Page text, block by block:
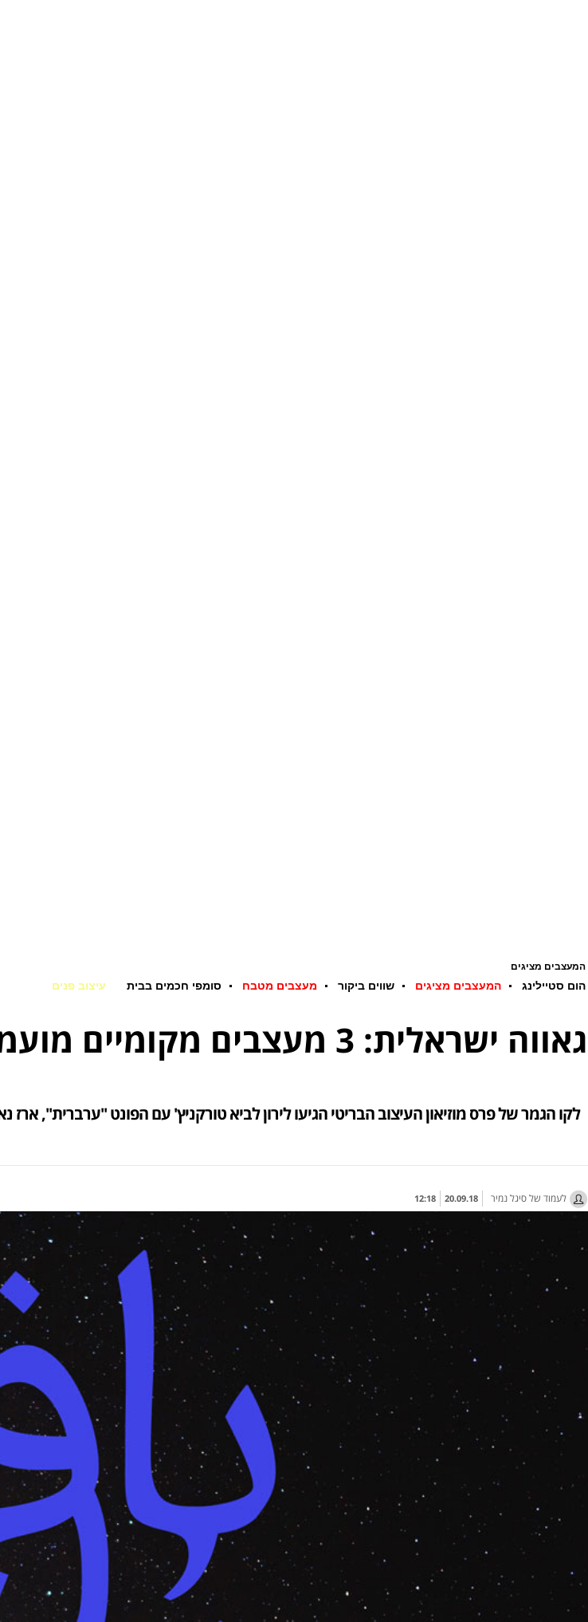
המעצבים מציגים
הום סטיילינג המעצבים מציגים שווים ביקור מעצבים מטבח סומפי חכמים בבית עיצוב פנים
גאווה ישראלית: 3 מעצבים מקומיים מועמדים לפרס ''ביזלי'' היוקרתי
לקו הגמר של פרס מוזיאון העיצוב הבריטי הגיעו לירון לביא טורקניץ' עם הפונט ''ערברית'',
לעמוד של סיגל נמיר 20.09.18
12:18